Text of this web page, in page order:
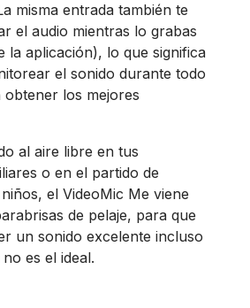
misma entrada también te
el audio mientras lo grabas
la aplicación), lo que significa
el sonido durante todo
los mejores
al aire libre en tus
o en el partido de
el VideoMic Me viene
de pelaje, para que
un sonido excelente incluso
es el ideal.